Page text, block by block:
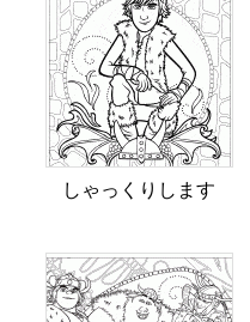
しゃっ​​くりします